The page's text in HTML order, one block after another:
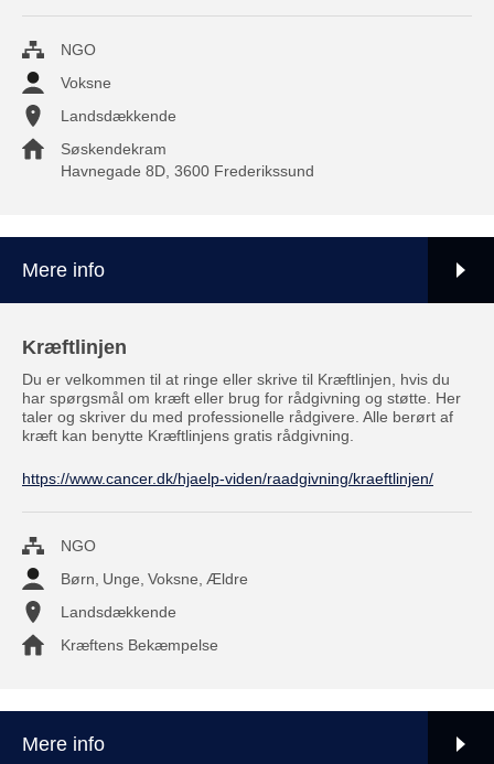
NGO
Voksne
Landsdækkende
Søskendekram
Havnegade 8D , 3600 Frederikssund
Mere info
Kræftlinjen
Du er velkommen til at ringe eller skrive til Kræftlinjen, hvis du
har spørgsmål om kræft eller brug for rådgivning og støtte. Her
taler og skriver du med professionelle rådgivere. Alle berørt af
kræft kan benytte Kræftlinjens gratis rådgivning.
https://www.cancer.dk/hjaelp-viden/raadgivning/kraeftlinjen/
NGO
Børn Unge Voksne Ældre
Landsdækkende
Kræftens Bekæmpelse
Mere info